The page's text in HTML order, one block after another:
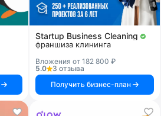
Startup Business Cleaning
франшиза клининга
Вложения от 182 800 ₽
5.0
3 отзыва
Получить бизнес-план